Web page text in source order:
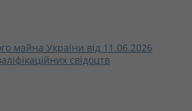
майна України від 11.06.2026
свідоцтв